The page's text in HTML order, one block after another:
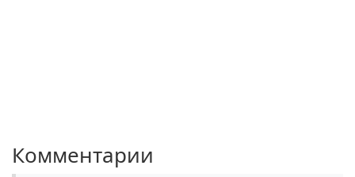
Комментарии